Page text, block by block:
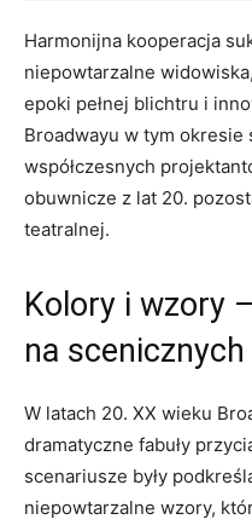
Harmonijna kooperacja
niepowtarzalne
epoki pełnej blichtru i
Broadwayu w tym okresie
współczesnych
obuwnicze z lat 20.
teatralnej.
Kolory i wzory
na
W latach 20. XX wieku
dramatyczne fabuły
scenariusze były
niepowtarzalne wzory,